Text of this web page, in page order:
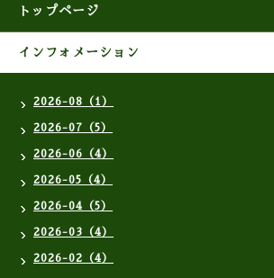
トップページ
インフォメーション
2026-08（1）
2026-07（5）
2026-06（4）
2026-05（4）
2026-04（5）
2026-03（4）
2026-02（4）